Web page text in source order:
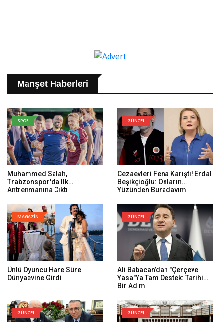
Manşet Haberleri
SPOR
Muhammed Salah,
Trabzonspor'da Ilk
Antrenmanına Çıktı
GÜNCEL
Cezaevleri Fena Karıştı! Erdal
Beşikçioğlu: Onların
Yüzünden Buradayım
MAGAZİN
Ünlü Oyuncu Hare Sürel
Dünyaevine Girdi
GÜNCEL
Ali Babacan’dan "Çerçeve
Yasa"ya Tam Destek: Tarihi
Bir Adım
GÜNCEL GÜNCEL